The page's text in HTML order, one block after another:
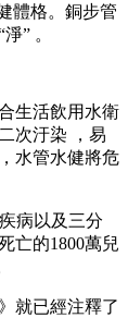
格。銅步管
。
生活飲用水衛
汙染 ，易
，水管水健將危
疾病以及三分
亡的1800萬兒
就已經注釋了